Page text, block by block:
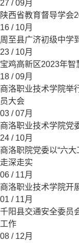
27 / 09月
陕西省教育督导学会
16 / 10月
周至县广济初级中学
23 / 10月
宝鸡高新区2023年
18 / 09月
商洛职业技术学院举
员大会
03 / 07月
商洛职业技术学院党
24 / 10月
商洛职院党委以“六
走深走实
06 / 11月
商洛职业技术学院开
01 / 11月
千阳县交通安全委员
工作
08 / 12月